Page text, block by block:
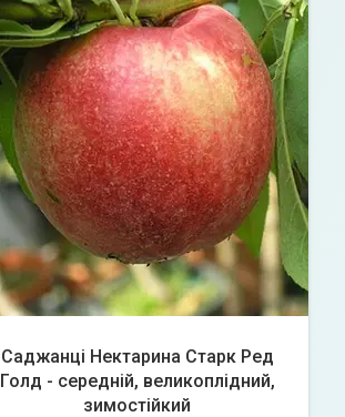
Саджанці Нектарина Старк Ред
Голд - середній, великоплідний,
зимостійкий